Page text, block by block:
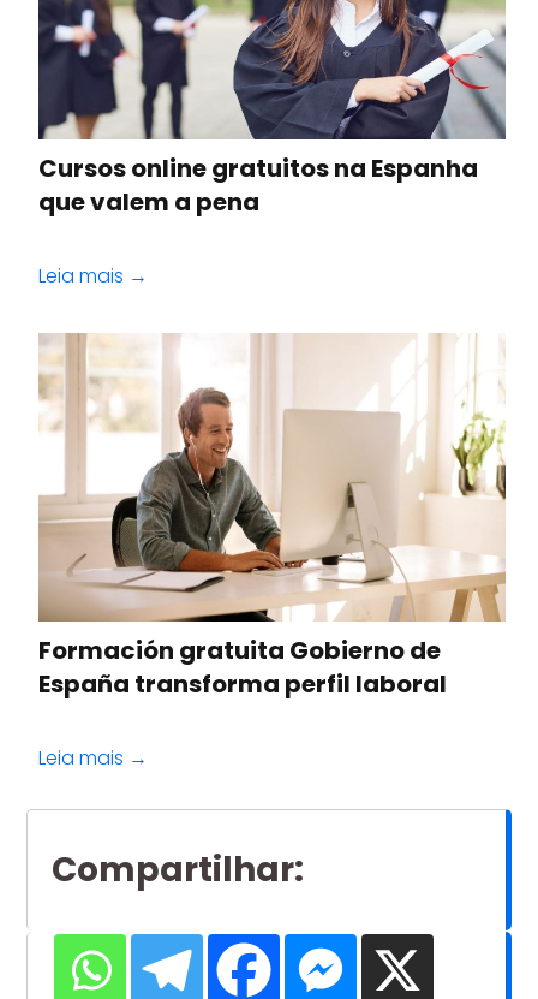
Cursos online gratuitos na Espanha
que valem a pena
Leia mais →
Formación gratuita Gobierno de
España transforma perfil laboral
Leia mais →
Compartilhar: